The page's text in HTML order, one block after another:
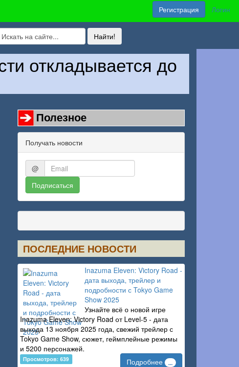
Регистрация Логин
откладывается до
Полезное
Получать новости
@
Подписаться
ПОСЛЕДНИЕ НОВОСТИ
Inazuma Eleven: Victory Road -
дата выхода, трейлер и
подробности с Tokyo Game
Show 2025
Узнайте всё о новой игре
Inazuma Eleven: Victory Road от Level-5 - дата
выхода 13 ноября 2025 года, свежий трейлер с
Tokyo Game Show, сюжет, геймплейные режимы
и 5200 персонажей.
Просмотров: 639 Подробнее ...